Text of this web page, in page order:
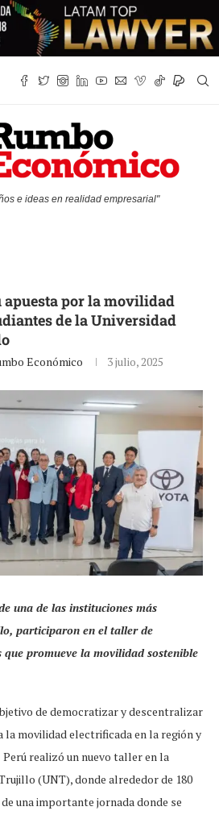
e ideas en realidad empresarial"
apuesta por la movilidad
de la Universidad
Económico 3 julio, 2025
una de las instituciones más
participaron en el taller de
que promueve la movilidad sostenible
de democratizar y descentralizar
movilidad electrificada en la región y
realizó un nuevo taller en la
(UNT), donde alrededor de 180
una importante jornada donde se